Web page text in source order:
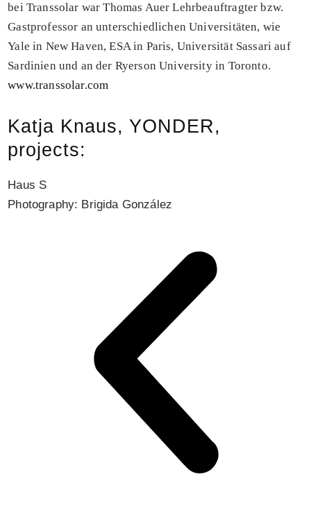
bei Transsolar war Thomas Auer Lehrbeauftragter bzw.
Gastprofessor an unterschiedlichen Universitäten, wie
Yale in New Haven, ESA in Paris, Universität Sassari auf
Sardinien und an der Ryerson University in Toronto.
www.transsolar.com
Katja Knaus, YONDER,
projects:
Haus S
Photography: Brigida González